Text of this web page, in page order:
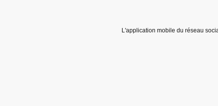
L'application mobile du réseau